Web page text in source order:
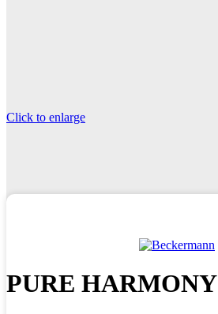
Click to enlarge
PURE HARMONY